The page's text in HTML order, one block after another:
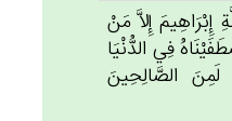
إِلاَّ مَنْ‌
فِي‌ الدُّنْيَا
الصَّالِحِين‌َ